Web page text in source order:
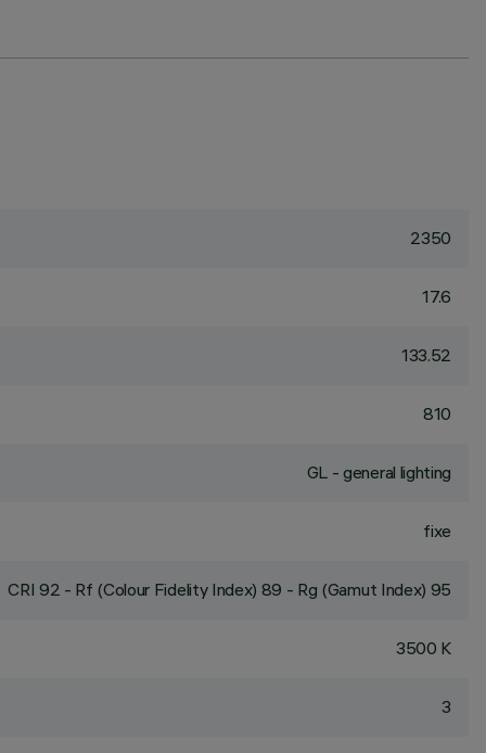
2350
17.6
133.52
810
GL - general lighting
fixe
CRI 92 - Rf (Colour Fidelity Index) 89 - Rg (Gamut Index) 95
3500 K
3